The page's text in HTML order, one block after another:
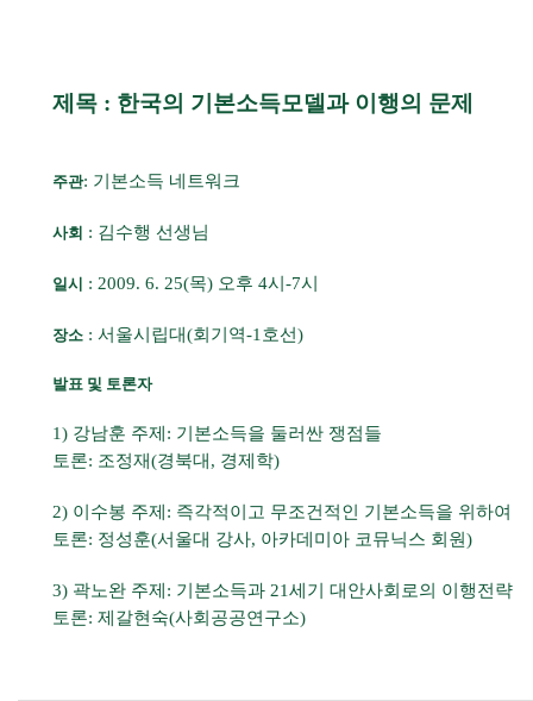
제목 : 한국의 기본소득모델과 이행의 문제
주관: 기본소득 네트워크
사회 : 김수행 선생님
일시 : 2009. 6. 25(목) 오후 4시-7시
장소 : 서울시립대(회기역-1호선)
발표 및 토론자
1) 강남훈 주제: 기본소득을 둘러싼 쟁점들
토론: 조정재(경북대, 경제학)
2) 이수봉 주제: 즉각적이고 무조건적인 기본소득을 위하여
토론: 정성훈(서울대 강사, 아카데미아 코뮤닉스 회원)
3) 곽노완 주제: 기본소득과 21세기 대안사회로의 이행전략
토론: 제갈현숙(사회공공연구소)